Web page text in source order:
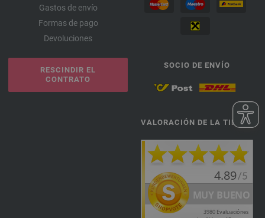
Gastos de envío
Formas de pago
Devoluciones
RESCINDIR EL
CONTRATO
SOCIO DE ENVÍO
VALORACIÓN DE LA TIENDA